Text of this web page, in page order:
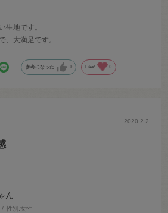
生地です。
、大満足です。
参考になった 0 Like! 0
ん
性別:女性
2020.2.2